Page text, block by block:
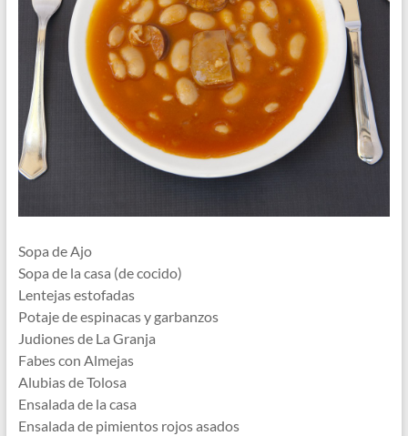
Sopa de Ajo
Sopa de la casa (de cocido)
Lentejas estofadas
Potaje de espinacas y garbanzos
Judiones de La Granja
Fabes con Almejas
Alubias de Tolosa
Ensalada de la casa
Ensalada de pimientos rojos asados